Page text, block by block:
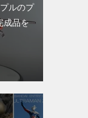
ルのプ
成品を